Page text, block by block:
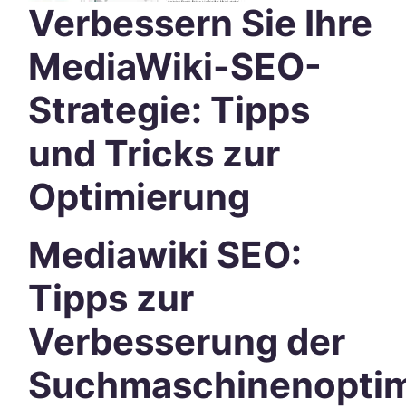
Verbessern Sie Ihre
MediaWiki-SEO-
Strategie: Tipps
und Tricks zur
Optimierung
Mediawiki SEO:
Tipps zur
Verbesserung der